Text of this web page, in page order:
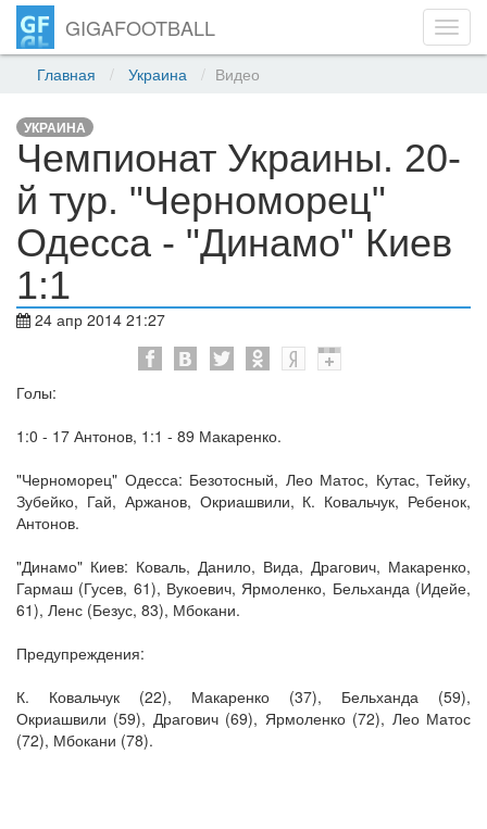
GIGAFOOTBALL
Главная Украина Видео
УКРАИНА
Чемпионат Украины. 20-
й тур. "Черноморец"
Одесса - "Динамо" Киев
1:1
24 апр 2014 21:27
Голы:
1:0 - 17 Антонов, 1:1 - 89 Макаренко.
"Черноморец" Одесса: Безотосный, Лео Матос, Кутас, Тейку,
Зубейко, Гай, Аржанов, Окриашвили, К. Ковальчук, Ребенок,
Антонов.
"Динамо" Киев: Коваль, Данило, Вида, Драгович, Макаренко,
Гармаш (Гусев, 61), Вукоевич, Ярмоленко, Бельханда (Идейе,
61), Ленс (Безус, 83), Мбокани.
Предупреждения:
К. Ковальчук (22), Макаренко (37), Бельханда (59),
Окриашвили (59), Драгович (69), Ярмоленко (72), Лео Матос
(72), Мбокани (78).